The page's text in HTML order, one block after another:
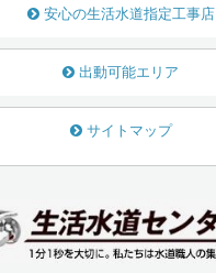
安心の生活水道指定工事店
出動可能エリア
サイトマップ